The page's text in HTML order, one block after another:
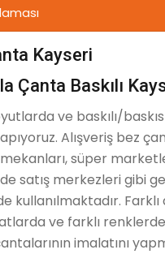
Kayseri
Çanta Baskılı
ve baskılı/
Alışveriş bez
mekanları, süper
satış merkezleri gibi
kullanılmaktadır.
ve farklı
imalatını